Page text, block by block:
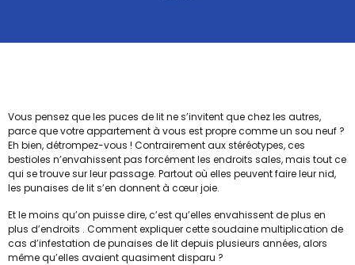
Vous pensez que les puces de lit ne s’invitent que chez les autres,
parce que votre appartement à vous est propre comme un sou neuf ?
Eh bien, détrompez-vous ! Contrairement aux stéréotypes, ces
bestioles n’envahissent pas forcément les endroits sales, mais tout ce
qui se trouve sur leur passage. Partout où elles peuvent faire leur nid,
les punaises de lit s’en donnent à cœur joie.
Et le moins qu’on puisse dire, c’est qu’elles envahissent de plus en
plus d’endroits . Comment expliquer cette soudaine multiplication de
cas d’infestation de punaises de lit depuis plusieurs années, alors
même qu’elles avaient quasiment disparu ?